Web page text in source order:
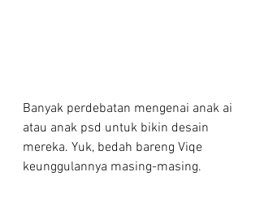
Banyak perdebatan mengenai anak ai
atau anak psd untuk bikin desain
mereka. Yuk, bedah bareng Viqe
keunggulannya masing-masing.